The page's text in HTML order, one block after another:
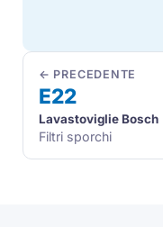
← PRECEDENTE
E22
Lavastoviglie Bosch
Filtri sporchi